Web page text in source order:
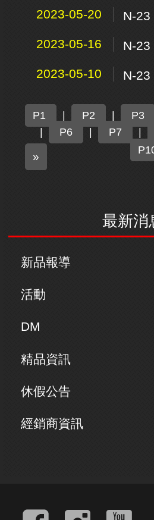
最新消
新品報導
活動
DM
精品資訊
休假公告
經銷商資訊
2023-05-20
2023-05-16
N-23
2023-05-10
P1 P2 P3
P6 P7
»N
e